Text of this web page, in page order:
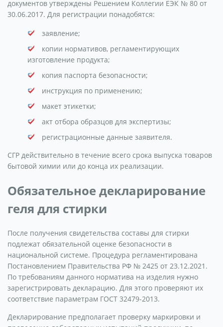
документов утверждены Решением Коллегии ЕЭК № 80 от
30.06.2017. Для регистрации понадобятся:
заявление;
копии нормативов, регламентирующих
изготовление продукта;
копия паспорта безопасности;
инструкция по применению;
макет этикетки;
акт отбора образцов для экспертизы;
регистрационные данные заявителя.
СГР действительно в течение всего срока выпуска товаров
бытовой химии или до конца их реализации.
Обязательное декларирование
геля для стирки
После получения свидетельства составы для стирки
подлежат обязательной оценке безопасности в
национальной системе. Процедура регламентирована
Постановлением Правительства РФ № 2425 от 23.12.2021.
По требованиям данного норматива на изделия нужно
зарегистрировать декларацию. Для этого проверяют их
соответствие параметрам ГОСТ 32479-2013.
Декларирование предполагает проверку маркировки и